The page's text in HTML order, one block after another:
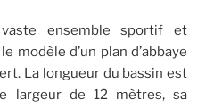
ensemble sportif et
modèle d’un plan d’abbaye
La longueur du bassin est
largeur de 12 mètres, sa